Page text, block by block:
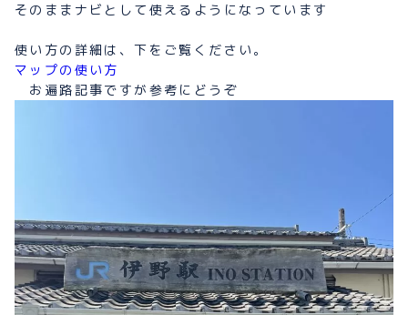
そのままナビとして使えるようになっています
使い方の詳細は、下をご覧ください。
マップの使い方
お遍路記事ですが参考にどうぞ